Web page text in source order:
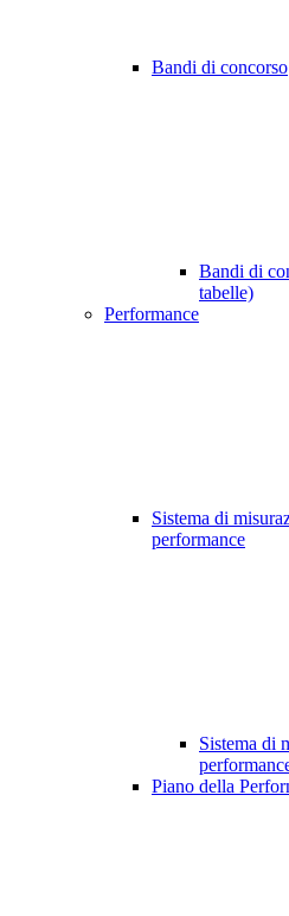
Bandi di concorso
Bandi di
tabelle)
Performance
Sistema di
performance
Sistema di
Piano della